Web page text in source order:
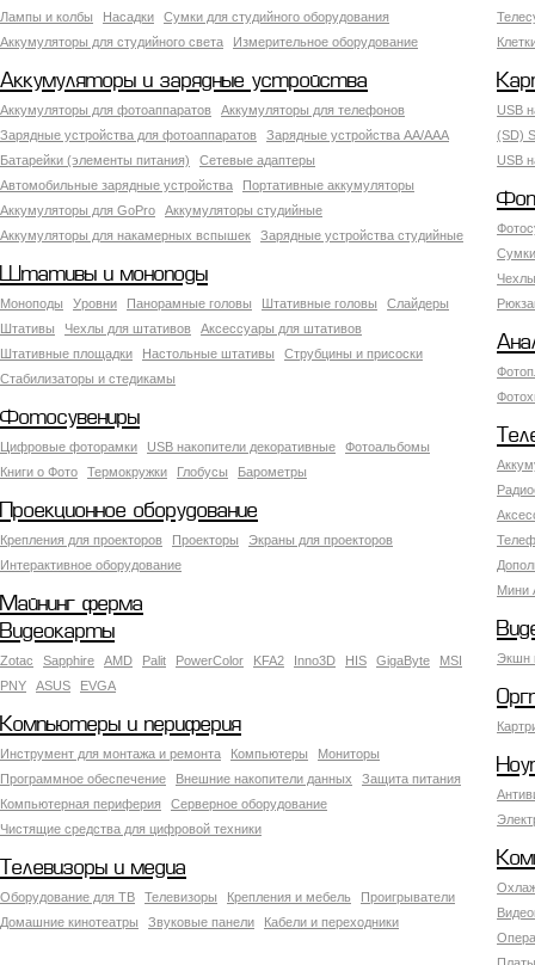
Лампы и колбы
Насадки
Сумки для студийного оборудования
Аккумуляторы для студийного света
Измерительное оборудование
Аккумуляторы и зарядные устройства
Аккумуляторы для фотоаппаратов
Аккумуляторы для телефонов
Зарядные устройства для фотоаппаратов
Зарядные устройства AA/AAA
Батарейки (элементы питания)
Сетевые адаптеры
Автомобильные зарядные устройства
Портативные аккумуляторы
Аккумуляторы для GoPro
Аккумуляторы студийные
Аккумуляторы для накамерных вспышек
Зарядные устройства студийные
USB
(SD)
USB
Штативы и моноподы
Моноподы Уровни Панорамные головы Штативные головы
Слайдеры
Штативы
Чехлы для штативов
Аксессуары для штативов
Штативные площадки
Настольные штативы
Струбцины и присоски
Стабилизаторы и стедикамы
Фотосувениры
Цифровые фоторамки USB накопители декоративные
Фотоальбомы
Книги о Фото
Термокружки Глобусы Барометры
Мини
Проекционное оборудование
Крепления для проекторов Проекторы
Экраны для проекторов
Интерактивное оборудование
Майнинг ферма
Экшн
Видеокарты
Zotac Sapphire AMD Palit PowerColor KFA2 Inno3D HIS GigaByte
MSI
PNY
ASUS EVGA
Компьютеры и периферия
Инструмент для монтажа и ремонта Компьютеры
Мониторы
Программное обеспечение
Внешние накопители данных
Защита питания
Компьютерная периферия
Серверное оборудование
Чистящие средства для цифровой техники
Телевизоры и медиа
Оборудование для ТВ Телевизоры Крепления и мебель
Проигрыватели
Домашние кинотеатры
Звуковые панели Кабели и переходники